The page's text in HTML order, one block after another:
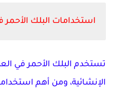
استخدامات البلك الأحمر
تستخدم البلك الأحمر في
الإنشائية، ومن أهم